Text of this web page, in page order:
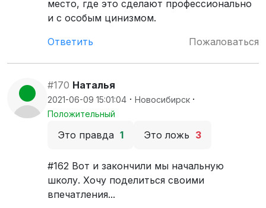
место, где это сделают профессионально
и с особым цинизмом.
Ответить
Пожаловаться
#170 Наталья
2021-06-09 15:01:04 · Новосибирск ·
Положительный
Это правда 1 Это ложь 3
#162 Вот и закончили мы начальную
школу. Хочу поделиться своими
впечатления...